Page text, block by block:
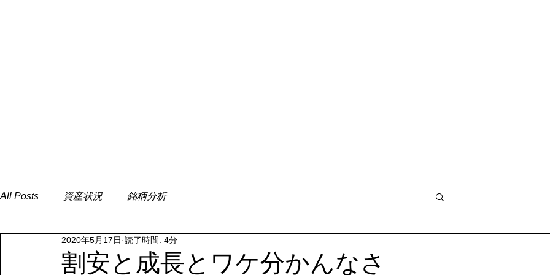
All Posts 資産状況 銘柄分析
割安と成長とワケ分かんなさ
2020年5月17日 読了時間: 4分